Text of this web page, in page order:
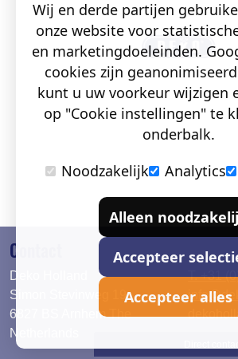
Contact
Deko Holland
Simon Stevinweg 19
6827 BS Arnhem The
Netherlands
T. +31
Wij en derde partijen
onze website voor
en marketingdoeleinden.
cookies zijn
kunt u uw voorkeur wijzigen
op "Cookie instellingen" te
onderbalk.
Noodzakelijk
Analytics
Alleen
Accepteer
Accepteer alles